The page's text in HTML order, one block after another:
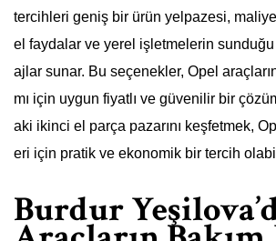
tercihleri geniş bir ürün yelpazesi,
el faydalar ve yerel işletmelerin
ajlar sunar. Bu seçenekler, Opel
mı için uygun fiyatlı ve güvenilir bir
aki ikinci el parça pazarını keşfetmek,
eri için pratik ve ekonomik bir tercih
Burdur